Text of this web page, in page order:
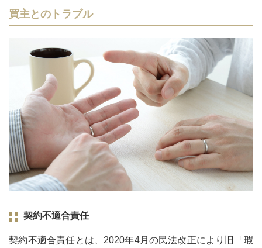
買主とのトラブル
契約不適合責任
契約不適合責任とは、2020年4月の民法改正により旧「瑕